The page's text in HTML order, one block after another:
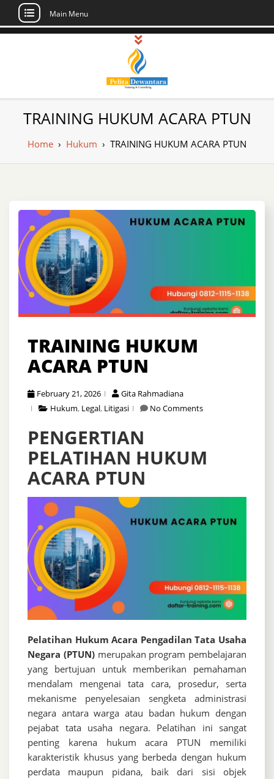
Skip
Main Menu
Pusat Pelatihan
dan Sertifikasi –
Daftar Training
Sertifikasi di Indonesia
TRAINING HUKUM ACARA PTUN
Home › Hukum › TRAINING HUKUM ACARA PTUN
TRAINING HUKUM
ACARA PTUN
February 21, 2026
Gita Rahmadiana
Hukum, Legal, Litigasi No Comments
PENGERTIAN
PELATIHAN HUKUM
ACARA PTUN
Pelatihan Hukum Acara Pengadilan Tata Usaha
Negara (PTUN)merupakan program pembelajaran
yang bertujuan untuk memberikan pemahaman
mendalam mengenai tata cara, prosedur, serta
mekanisme penyelesaian sengketa administrasi
negara antara warga atau badan hukum dengan
pejabat tata usaha negara. Pelatihan ini sangat
penting karena hukum acara PTUN memiliki
karakteristik khusus yang berbeda dengan hukum
perdata maupun pidana, baik dari sisi objek